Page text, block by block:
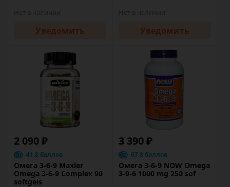
Уведомить Уведомить
2 090 ₽
41.8 баллов
Омега 3-6-9 Maxler
Omega 3-6-9 Сomplex 90
softgels
3 390 ₽
67.8 баллов
Омега 3-6-9 NOW Omega
3-9-6 1000 mg 250 sof